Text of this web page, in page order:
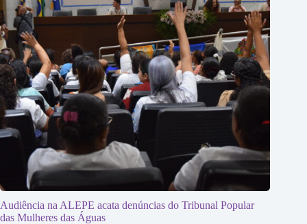
Audiência na ALEPE acata denúncias do Tribunal Popular
das Mulheres das Águas